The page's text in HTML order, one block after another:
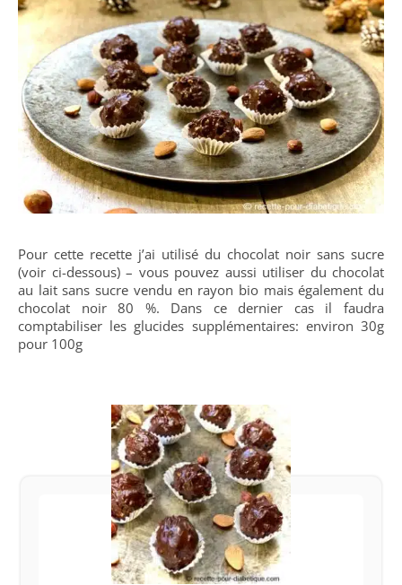
Pour cette recette j’ai utilisé du chocolat noir sans sucre
(voir ci-dessous) – vous pouvez aussi utiliser du chocolat
au lait sans sucre vendu en rayon bio mais également du
chocolat noir 80 %. Dans ce dernier cas il faudra
comptabiliser les glucides supplémentaires: environ 30g
pour 100g